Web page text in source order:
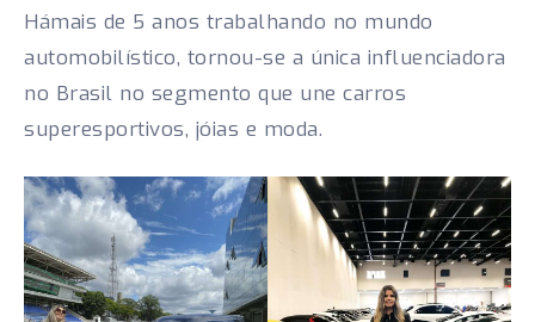
Hámais de 5 anos trabalhando no mundo
automobilístico, tornou-se a única influenciadora
no Brasil no segmento que une carros
superesportivos, jóias e moda.